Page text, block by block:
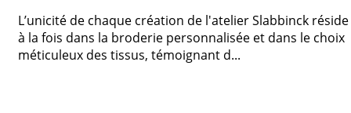
L’unicité de chaque création de l'atelier Slabbinck réside
à la fois dans la broderie personnalisée et dans le choix
méticuleux des tissus, témoignant d...